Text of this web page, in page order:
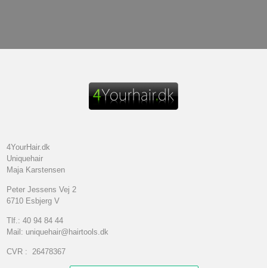
4YourHair.dk
Uniquehair
Maja Karstensen
Peter Jessens Vej 2
6710 Esbjerg V
Tlf.: 40 94 84 44
Mail: uniquehair@hairtools.dk
CVR : 26478367